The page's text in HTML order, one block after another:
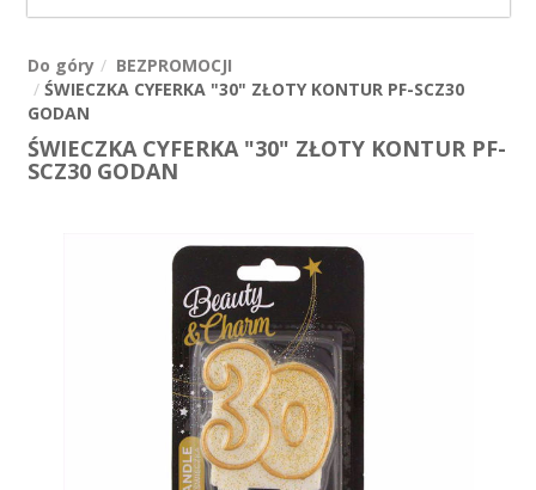
Do góry
BEZPROMOCJI
ŚWIECZKA CYFERKA "30" ZŁOTY KONTUR PF-SCZ30
GODAN
ŚWIECZKA CYFERKA "30" ZŁOTY KONTUR PF-
SCZ30 GODAN